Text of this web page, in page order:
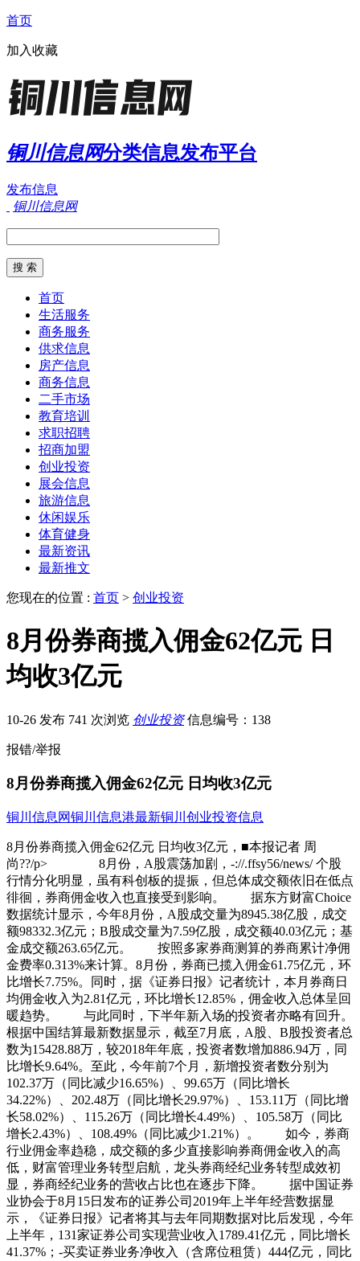
首页
加入收藏
铜川信息网分类信息发布平台
发布信息
铜川信息网
首页
生活服务
商务服务
供求信息
房产信息
商务信息
二手市场
教育培训
求职招聘
招商加盟
创业投资
展会信息
旅游信息
休闲娱乐
体育健身
最新资讯
最新推文
您现在的位置 : 首页 > 创业投资
8月份券商揽入佣金62亿元 日
均收3亿元
10-26 发布 741 次浏览 创业投资 信息编号：138
报错/举报
8月份券商揽入佣金62亿元 日均收3亿元
铜川信息网铜川信息港最新铜川创业投资信息
8月份券商揽入佣金62亿元 日均收3亿元，■本报记者 周
尚??/p> 8月份，A股震荡加剧，-://.ffsy56/news/ 个股
行情分化明显，虽有科创板的提振，但总体成交额依旧在低点
徘徊，券商佣金收入也直接受到影响。 据东方财富Choice
数据统计显示，今年8月份，A股成交量为8945.38亿股，成交
额98332.3亿元；B股成交量为7.59亿股，成交额40.03亿元；基
金成交额263.65亿元。 按照多家券商测算的券商累计净佣
金费率0.313%来计算。8月份，券商已揽入佣金61.75亿元，环
比增长7.75%。同时，据《证券日报》记者统计，本月券商日
均佣金收入为2.81亿元，环比增长12.85%，佣金收入总体呈回
暖趋势。 与此同时，下半年新入场的投资者亦略有回升。
根据中国结算最新数据显示，截至7月底，A股、B股投资者总
数为15428.88万，较2018年年底，投资者数增加886.94万，同
比增长9.64%。至此，今年前7个月，新增投资者数分别为
102.37万（同比减少16.65%）、99.65万（同比增长
34.22%）、202.48万（同比增长29.97%）、153.11万（同比增
长58.02%）、115.26万（同比增长4.49%）、105.58万（同比
增长2.43%）、108.49%（同比减少1.21%）。 如今，券商
行业佣金率趋稳，成交额的多少直接影响券商佣金收入的高
低，财富管理业务转型启航，龙头券商经纪业务转型成效初
显，券商经纪业务的营收占比也在逐步下降。 据中国证券
业协会于8月15日发布的证券公司2019年上半年经营数据显
示，《证券日报》记者将其与去年同期数据对比后发现，今年
上半年，131家证券公司实现营业收入1789.41亿元，同比增长
41.37%；-买卖证券业务净收入（含席位租赁）444亿元，同比